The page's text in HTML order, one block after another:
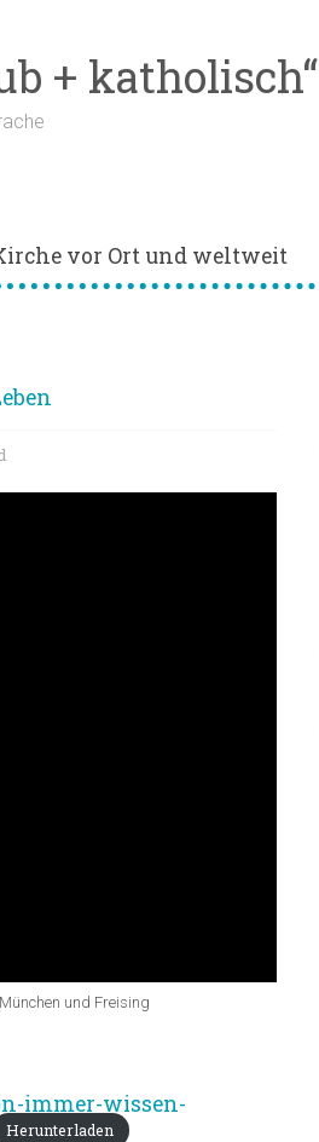
+ katholisch“
vor Ort und weltweit
und Freising
immer-wissen-
Herunterladen